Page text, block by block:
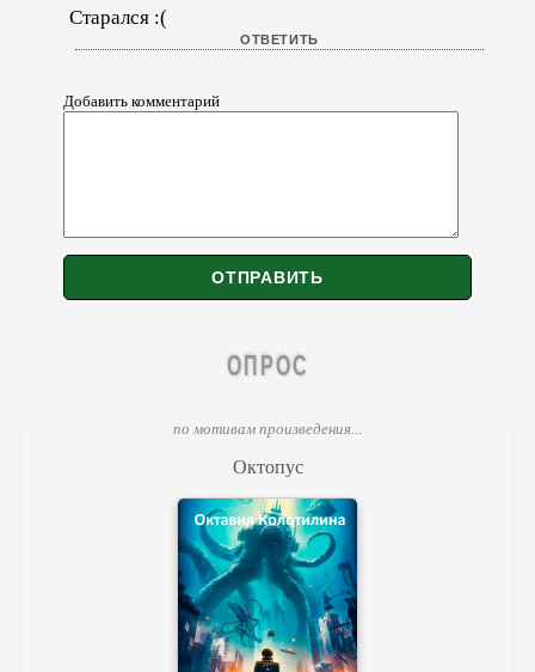
Старался :(
Добавить комментарий
ОПРОС
по мотивам произведения...
Октопус